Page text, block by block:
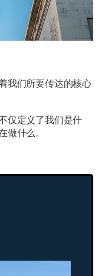
我们所要传达的核心
仅定义了我们是什
做什么。